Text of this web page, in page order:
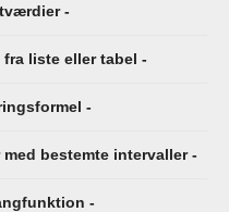
-
liste eller tabel -
-
bestemte intervaller -
-